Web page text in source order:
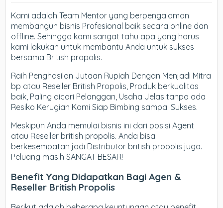
Kami adalah Team Mentor yang berpengalaman
membangun bisnis Profesional baik secara online dan
offline. Sehingga kami sangat tahu apa yang harus
kami lakukan untuk membantu Anda untuk sukses
bersama British propolis.
Raih Penghasilan Jutaan Rupiah Dengan Menjadi Mitra
bp atau Reseller British Propolis, Produk berkualitas
baik, Paling dicari Pelanggan, Usaha Jelas tanpa ada
Resiko Kerugian Kami Siap Bimbing sampai Sukses.
Meskipun Anda memulai bisnis ini dari posisi Agent
atau Reseller british propolis. Anda bisa
berkesempatan jadi Distributor british propolis juga.
Peluang masih SANGAT BESAR!
Benefit Yang Didapatkan Bagi Agen &
Reseller British Propolis